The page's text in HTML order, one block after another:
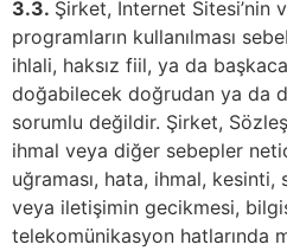
3.3. Şirket, İnternet Sitesi’nin
programların kullanılması
ihlali, haksız fiil, ya da
doğabilecek doğrudan ya da
sorumlu değildir. Şirket,
ihmal veya diğer sebepler
uğraması, hata, ihmal, kesinti,
veya iletişimin gecikmesi,
telekomünikasyon hatlarında